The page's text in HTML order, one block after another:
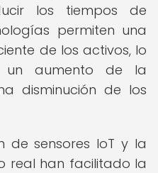
los tiempos de
permiten una
de los activos, lo
aumento de la
disminución de los
de sensores IoT y la
real han facilitado la